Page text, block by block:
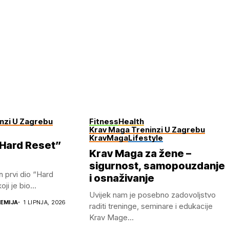
U Zagrebu
Reset”
prvi dio “Hard
je bio...
1 LIPNJA, 2026
FitnessHealth
Krav Maga Treninzi U Zagrebu
KravMagaLifestyle
Krav Maga za žene –
sigurnost, samopouzdanje
i osnaživanje
Uvijek nam je posebno zadovoljstvo
raditi treninge, seminare i edukacije
Krav Mage...